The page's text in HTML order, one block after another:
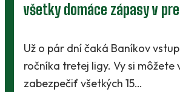
V Kanianke
Baníci vstúpili do
Slovnaft Cupu, keď